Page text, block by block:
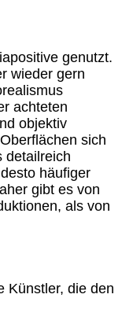
genutzt.
wieder gern
achteten
objektiv
sich
detailreich
häufiger
gibt es von
als von
Künstler, die den